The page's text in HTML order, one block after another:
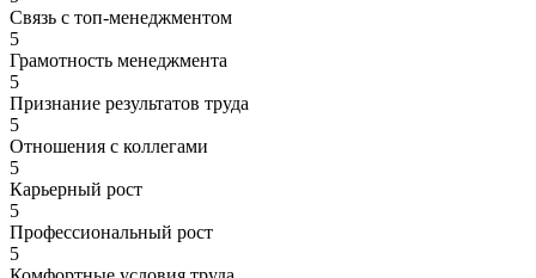
Связь с топ-менеджментом
5
Грамотность менеджмента
5
Признание результатов труда
5
Отношения с коллегами
5
Карьерный рост
5
Профессиональный рост
5